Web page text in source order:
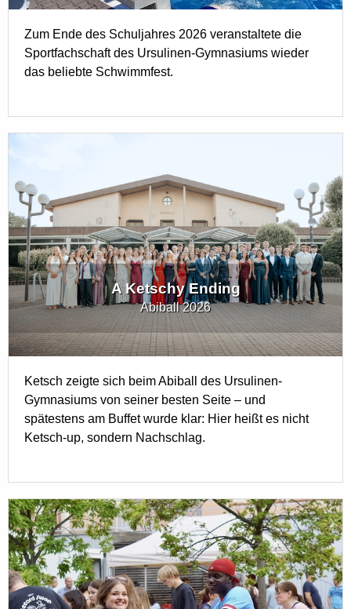
Zum Ende des Schuljahres 2026 veranstaltete die
Sportfachschaft des Ursulinen-Gymnasiums wieder
das beliebte Schwimmfest.
A Ketschy Ending
Abiball 2026
Ketsch zeigte sich beim Abiball des Ursulinen-
Gymnasiums von seiner besten Seite – und
spätestens am Buffet wurde klar: Hier heißt es nicht
Ketsch-up, sondern Nachschlag.